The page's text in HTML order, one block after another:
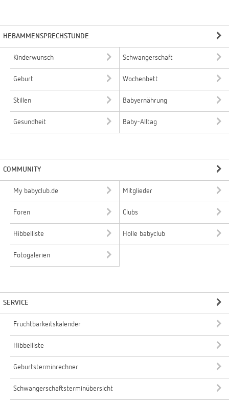
HEBAMMENSPRECHSTUNDE
Kinderwunsch Schwangerschaft
Geburt Wochenbett
Stillen Babyernährung
Gesundheit Baby-Alltag
COMMUNITY
My babyclub.de Mitglieder
Foren Clubs
Hibbelliste Holle babyclub
Fotogalerien
SERVICE
Fruchtbarkeitskalender
Hibbelliste
Geburtsterminrechner
Schwangerschaftsterminübersicht